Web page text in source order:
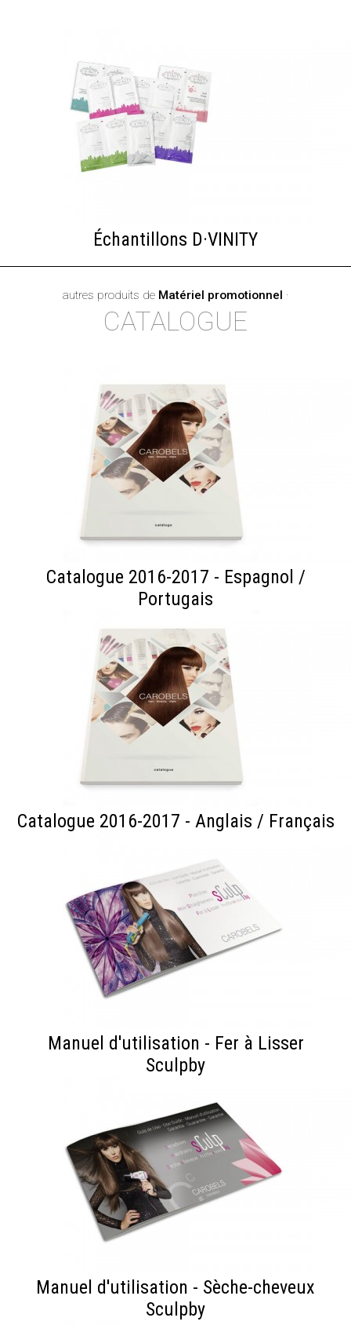
Échantillons D·VINITY
autres produits de Matériel promotionnel ·
CATALOGUE
Catalogue 2016-2017 - Espagnol /
Portugais
Catalogue 2016-2017 - Anglais / Français
Manuel d'utilisation - Fer à Lisser
Sculpby
Manuel d'utilisation - Sèche-cheveux
Sculpby